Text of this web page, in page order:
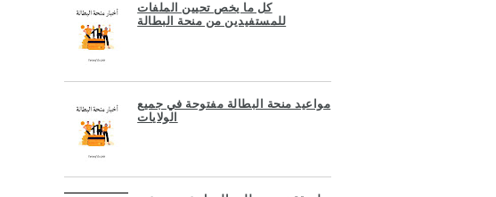
كل ما يخص تحيين الملفات
للمستفيدين من منحة البطالة
مواعيد منحة البطالة مفتوحة في جميع
الولايات